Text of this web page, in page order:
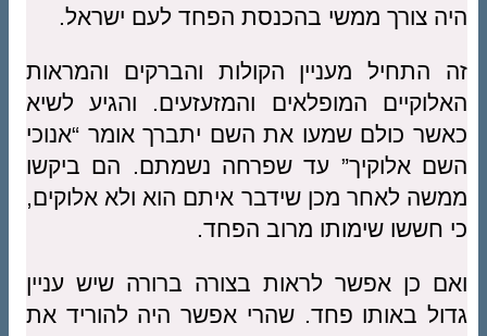
היה צורך ממשי בהכנסת הפחד לעם ישראל.
זה התחיל מעניין הקולות והברקים והמראות
האלוקיים המופלאים והמזעזעים. והגיע לשיא
כאשר כולם שמעו את השם יתברך אומר “אנוכי
השם אלוקיך” עד שפרחה נשמתם. הם ביקשו
ממשה לאחר מכן שידבר איתם הוא ולא אלוקים,
כי חששו שימותו מרוב הפחד.
ואם כן אפשר לראות בצורה ברורה שיש עניין
גדול באותו פחד. שהרי אפשר היה להוריד את